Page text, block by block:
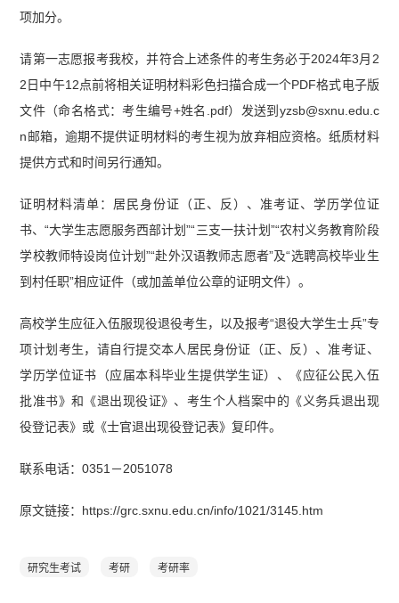
项加分。
请第一志愿报考我校，并符合上述条件的考生务必于2024年3月2
2日中午12点前将相关证明材料彩色扫描合成一个PDF格式电子版
文件（命名格式：考生编号+姓名.pdf）发送到yzsb@sxnu.edu.c
n邮箱，逾期不提供证明材料的考生视为放弃相应资格。纸质材料
提供方式和时间另行通知。
证明材料清单：居民身份证（正、反）、准考证、学历学位证
书、“大学生志愿服务西部计划”“三支一扶计划”“农村义务教育阶段
学校教师特设岗位计划”“赴外汉语教师志愿者”及“选聘高校毕业生
到村任职”相应证件（或加盖单位公章的证明文件）。
高校学生应征入伍服现役退役考生，以及报考“退役大学生士兵”专
项计划考生，请自行提交本人居民身份证（正、反）、准考证、
学历学位证书（应届本科毕业生提供学生证）、《应征公民入伍
批准书》和《退出现役证》、考生个人档案中的《义务兵退出现
役登记表》或《士官退出现役登记表》复印件。
联系电话：0351－2051078
原文链接：https://grc.sxnu.edu.cn/info/1021/3145.htm
研究生考试 考研 考研率